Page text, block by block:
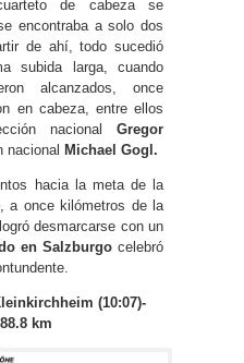
de cabeza se
encontraba a solo dos
de ahí, todo sucedió
subida larga, cuando
alcanzados, once
en cabeza, entre ellos
nacional Gregor
nacional Michael Gogl.
hacia la meta de la
a once kilómetros de la
desmarcarse con un
en Salzburgo celebró
(10:07)-
km